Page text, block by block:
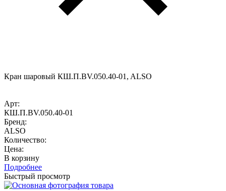
Кран шаровый КШ.П.BV.050.40-01, ALSO
Арт:
КШ.П.BV.050.40-01
Бренд:
ALSO
Количество:
Цена:
В корзину
Подробнее
Быстрый просмотр